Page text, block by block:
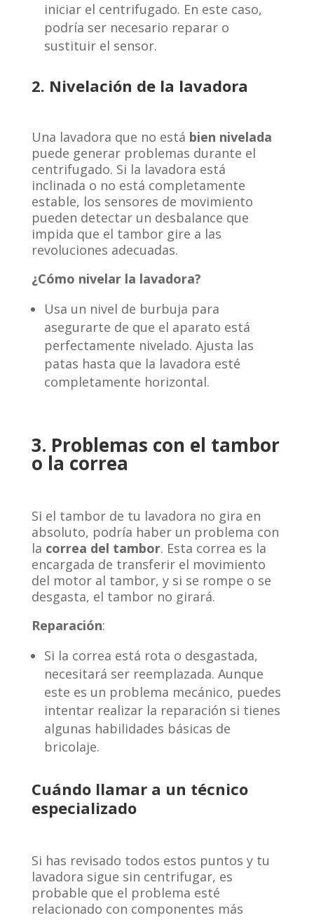
iniciar el centrifugado. En este caso,
podría ser necesario reparar o
sustituir el sensor.
2. Nivelación de la lavadora
Una lavadora que no está bien nivelada
puede generar problemas durante el
centrifugado. Si la lavadora está
inclinada o no está completamente
estable, los sensores de movimiento
pueden detectar un desbalance que
impida que el tambor gire a las
revoluciones adecuadas.
¿Cómo nivelar la lavadora?
Usa un nivel de burbuja para
asegurarte de que el aparato está
perfectamente nivelado. Ajusta las
patas hasta que la lavadora esté
completamente horizontal.
3. Problemas con el tambor
o la correa
Si el tambor de tu lavadora no gira en
absoluto, podría haber un problema con
la correa del tambor. Esta correa es la
encargada de transferir el movimiento
del motor al tambor, y si se rompe o se
desgasta, el tambor no girará.
Reparación:
Si la correa está rota o desgastada,
necesitará ser reemplazada. Aunque
este es un problema mecánico, puedes
intentar realizar la reparación si tienes
algunas habilidades básicas de
bricolaje.
Cuándo llamar a un técnico
especializado
Si has revisado todos estos puntos y tu
lavadora sigue sin centrifugar, es
probable que el problema esté
relacionado con componentes más